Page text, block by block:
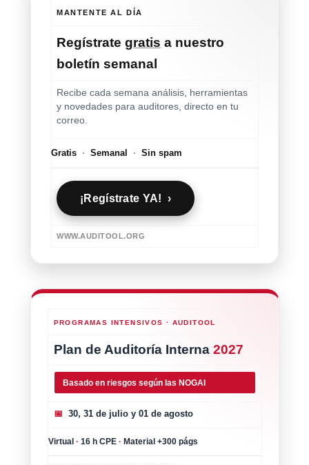
MANTENTE AL DÍA
Regístrate gratis a nuestro
boletín semanal
Recibe cada semana análisis, herramientas
y novedades para auditores, directo en tu
correo.
Gratis · Semanal · Sin spam
¡Regístrate YA! ›
WWW.AUDITOOL.ORG
PROGRAMAS INTENSIVOS · AUDITOOL
Plan de Auditoría Interna 2027
Basado en riesgos según las NOGAI
📅 30, 31 de julio y 01 de agosto
Virtual · 16 h CPE · Material +300 págs